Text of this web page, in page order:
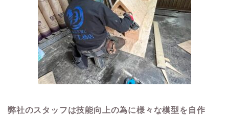
弊社のスタッフは技能向上の為に様々な模型を自作